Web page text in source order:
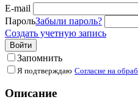
E-mail
ПарольЗабыли пароль?
Создать учетную запись
Войти
Запомнить
Я подтверждаю Согласие на
Описание